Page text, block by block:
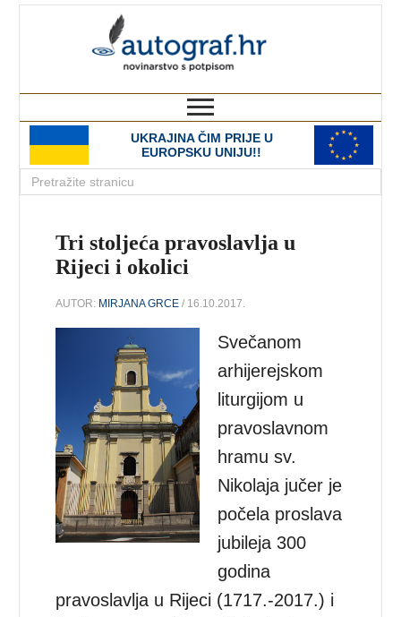
UKRAJINA ČIM PRIJE U
EUROPSKU UNIJU!!
Tri stoljeća pravoslavlja u
Rijeci i okolici
AUTOR: MIRJANA GRCE / 16.10.2017.
Svečanom
arhijerejskom
liturgijom u
pravoslavnom
hramu sv.
Nikolaja jučer je
počela proslava
jubileja 300
godina
pravoslavlja u Rijeci (1717.-2017.) i